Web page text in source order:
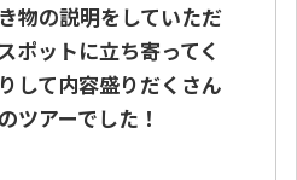
物の説明をしていただ
ポットに立ち寄ってく
して内容盛りだくさん
ツアーでした！